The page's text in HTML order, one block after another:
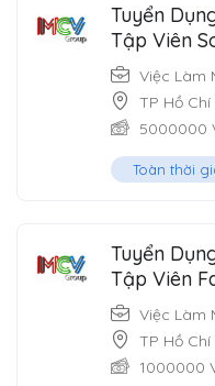
Tuyển
Tập Viên
Việc Làm
TP Hồ Chí
5000000
Toàn thời
Tuyển
Tập Viên
Việc Làm
TP Hồ Chí
1000000